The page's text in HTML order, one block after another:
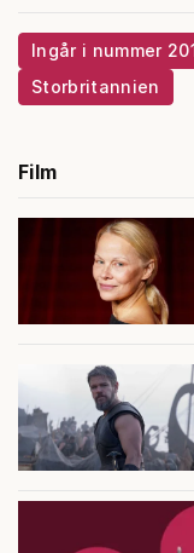
Ingår i nummer
Storbritannien
Film